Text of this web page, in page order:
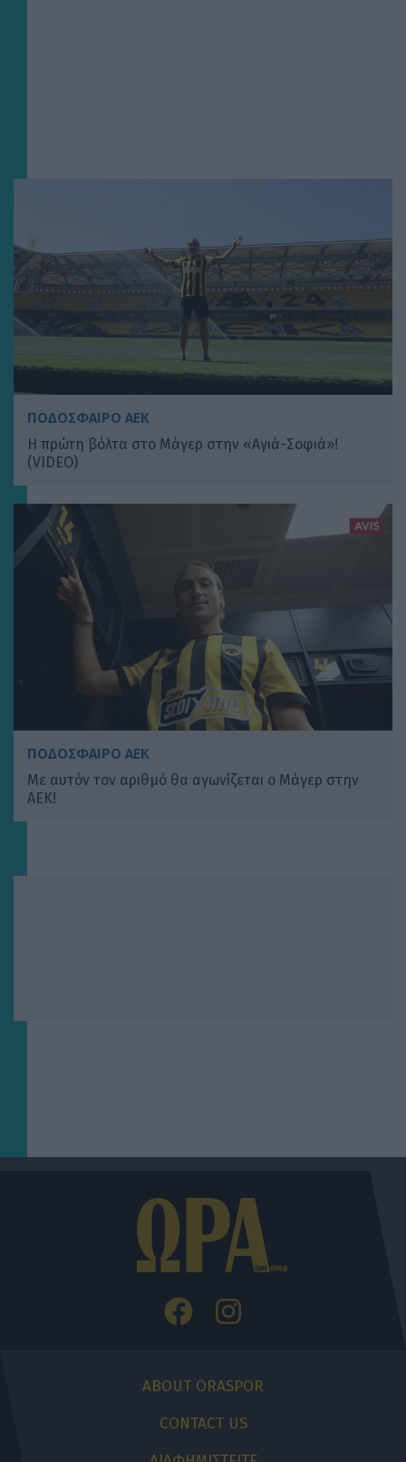
ΠΟΔΟΣΦΑΙΡΟ ΑΕΚ
Η πρώτη βόλτα στο Μάγερ στην «Αγιά-Σοφιά»!
(VIDEO)
ΠΟΔΟΣΦΑΙΡΟ ΑΕΚ
Με αυτόν τον αριθμό θα αγωνίζεται ο Μάγερ στην
ΑΕΚ!
ABOUT ORASPOR
CONTACT US